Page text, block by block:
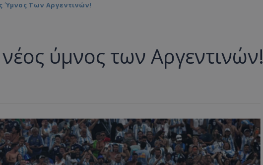
Ύμνος Των Αργεντινών!
ύμνος των Αργεντινών!